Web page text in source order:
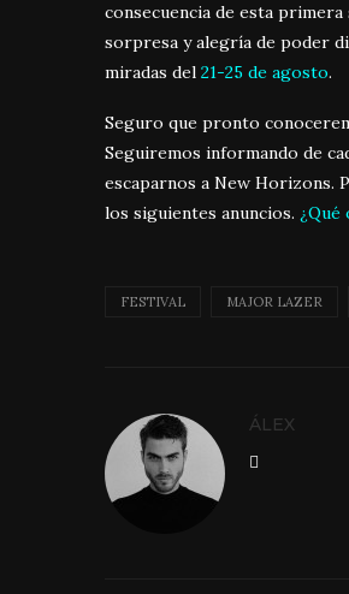
consecuencia de esta
sorpresa y alegría de poder
miradas del 21-25 de agosto.
Seguro que pronto
Seguiremos informando de
escaparnos a New Horizons.
los siguientes anuncios.
FESTIVAL MAJOR LAZER
ÁLEX